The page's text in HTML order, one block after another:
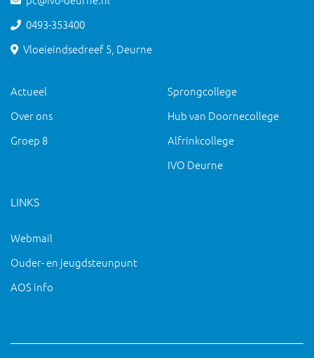
0493-353400
Vloeieindsedreef 5, Deurne
Actueel
Over ons
Groep 8
Sprongcollege
Hub van Doornecollege
Alfrinkcollege
IVO Deurne
LINKS
Webmail
Ouder- en jeugdsteunpunt
AOS info